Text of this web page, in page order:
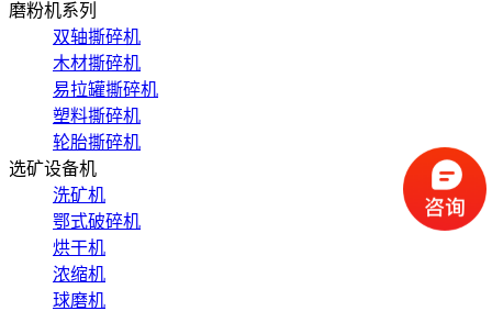
磨粉机系列
双轴撕碎机
木材撕碎机
易拉罐撕碎机
塑料撕碎机
轮胎撕碎机
选矿设备机
洗矿机
鄂式破碎机
烘干机
浓缩机
球磨机